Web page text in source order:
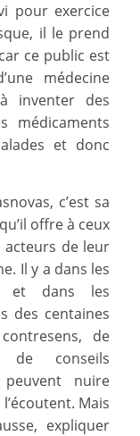
pour exercice
il le prend
ce public est
médecine
inventer des
médicaments
et donc
c’est sa
offre à ceux
acteurs de leur
Il y a dans les
et dans les
des centaines
de
de conseils
nuire
Mais
expliquer